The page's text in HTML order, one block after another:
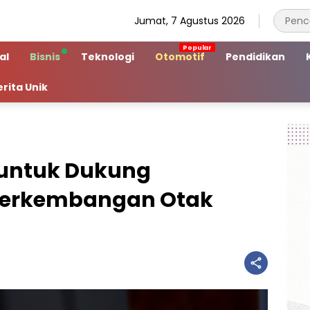
Jumat, 7 Agustus 2026
Bisnis Teknologi Otomotif Pendidikan
Unik
Dukung
Otak